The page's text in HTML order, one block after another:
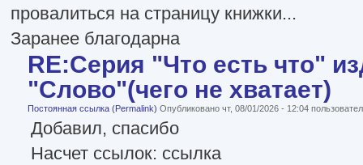
провалиться на страницу книжки...
Заранее благодарна
RE:Серия "Что есть что"
"Слово"(чего не хватает)
Постоянная ссылка (Permalink) Опубликовано чт, 08/01/2026 - 12:04
Добавил, спасибо
Насчет ссылок: ссылка